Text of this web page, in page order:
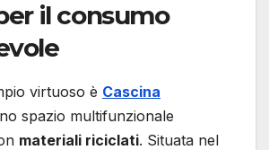
il consumo
virtuoso è Cascina
spazio multifunzionale
materiali riciclati. Situata nel